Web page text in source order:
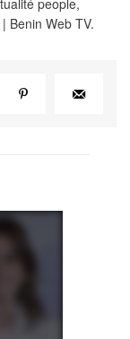
people,
Benin Web TV.